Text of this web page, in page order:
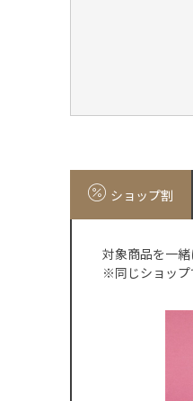
ショップ割
対象商品を一
※同じショップ